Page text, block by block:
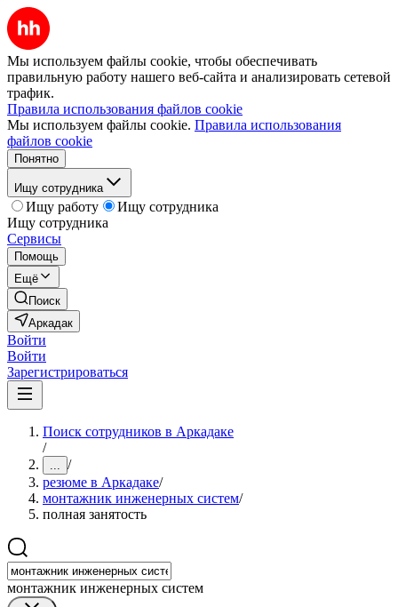
Мы используем файлы cookie, чтобы обеспечивать
правильную работу нашего веб-сайта и анализировать сетевой
трафик.
Правила использования файлов cookie
Мы используем файлы cookie. Правила использования
файлов cookie
Понятно
Ищу сотрудника
Ищу работу
Ищу сотрудника
Ищу сотрудника
Сервисы
Помощь
Ещё
Поиск
Аркадак
Войти
Войти
Зарегистрироваться
Поиск сотрудников в Аркадаке
/
... /
резюме в Аркадаке/
монтажник инженерных систем/
полная занятость
монтажник инженерных систем